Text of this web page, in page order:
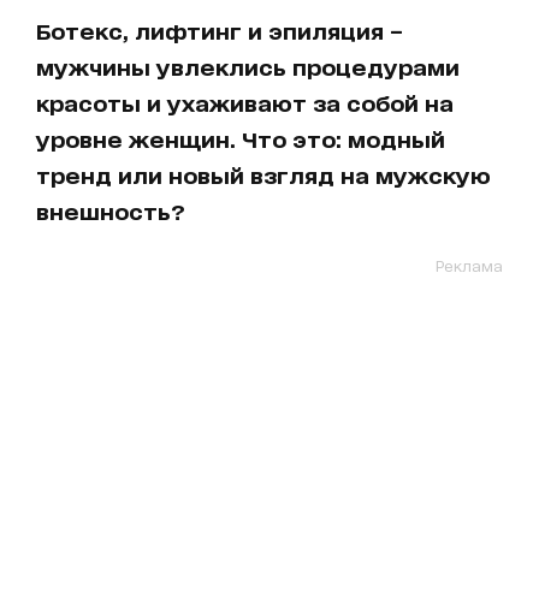
Ботекс, лифтинг и эпиляция –
мужчины увлеклись процедурами
красоты и ухаживают за собой на
уровне женщин. Что это: модный
тренд или новый взгляд на мужскую
внешность?
Реклама